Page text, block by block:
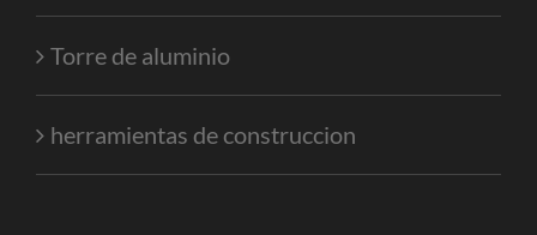
Torre de aluminio
herramientas de construccion